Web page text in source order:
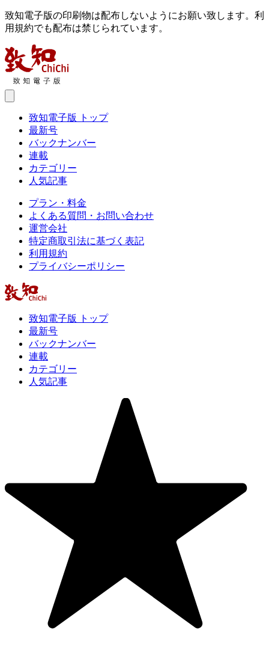
致知電子版の印刷物は配布しないようにお願い致します。利
用規約でも配布は禁じられています。
致知電子版 トップ
最新号
バックナンバー
連載
カテゴリー
人気記事
プラン・料金
よくある質問・お問い合わせ
運営会社
特定商取引法に基づく表記
利用規約
プライバシーポリシー
致知電子版 トップ
最新号
バックナンバー
連載
カテゴリー
人気記事